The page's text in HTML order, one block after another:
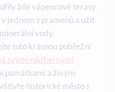
bílé vápencové terasy.
jednom z pramenů a užít
vody.
tuto krásnou pobřežní
svými nádhernými
památkami a živým
historické město s